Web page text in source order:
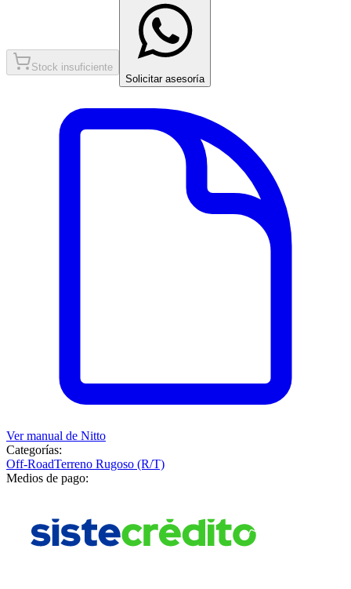
Stock insuficiente
Solicitar asesoría
Ver manual de Nitto
Categorías:
Off-RoadTerreno Rugoso (R/T)
Medios de pago: